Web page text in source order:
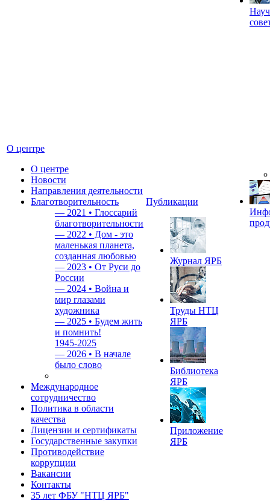
О центре
О центре
Новости
Направления деятельности
Благотворительность
— 2021 • Глоссарий
благотворительности
— 2022 • Дом - это
маленькая планета,
созданная любовью
— 2023 • От Руси до
России
— 2024 • Война и
мир глазами
художника
— 2025 • Будем жить
и помнить!
1945-2025
— 2026 • В начале
было слово
Международное
сотрудничество
Политика в области
качества
Лицензии и сертификаты
Государственные закупки
Противодействие
коррупции
Вакансии
Контакты
35 лет ФБУ "НТЦ ЯРБ"
Публикации
Журнал ЯРБ
Труды НТЦ
ЯРБ
Библиотека
ЯРБ
Приложение
ЯРБ